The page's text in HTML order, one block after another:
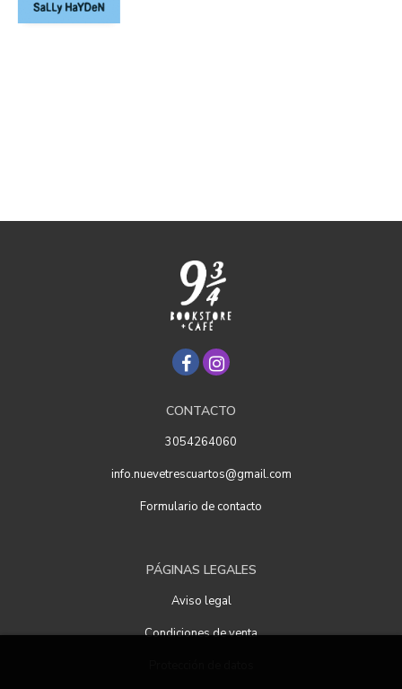
CONTACTO
3054264060
info.nuevetrescuartos@gmail.com
Formulario de contacto
PÁGINAS LEGALES
Aviso legal
Condiciones de venta